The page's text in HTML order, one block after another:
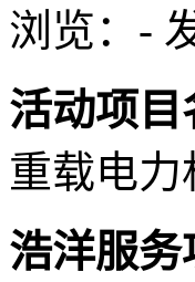
浏览： -
活动项目
重载电
浩洋服务